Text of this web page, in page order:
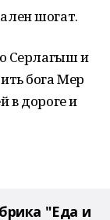
шогат.
Серлагыш и
бога Мер
в дороге и
"Еда и